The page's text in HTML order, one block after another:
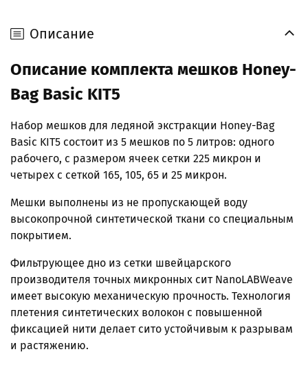
Описание
Описание комплекта мешков Honey-
Bag Basic KIT5
Набор мешков для ледяной экстракции Honey-Bag
Basic KIT5 состоит из 5 мешков по 5 литров: одного
рабочего, с размером ячеек сетки 225 микрон и
четырех с сеткой 165, 105, 65 и 25 микрон.
Мешки выполнены из не пропускающей воду
высокопрочной синтетической ткани со специальным
покрытием.
Фильтрующее дно из сетки швейцарского
производителя точных микронных сит NanoLABWeave
имеет высокую механическую прочность. Технология
плетения синтетических волокон с повышенной
фиксацией нити делает сито устойчивым к разрывам
и растяжению.